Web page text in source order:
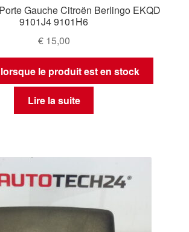
Gauche Citroën Berlingo EKQD
9101J4 9101H6
€15,00
le produit est en stock
Lire la suite